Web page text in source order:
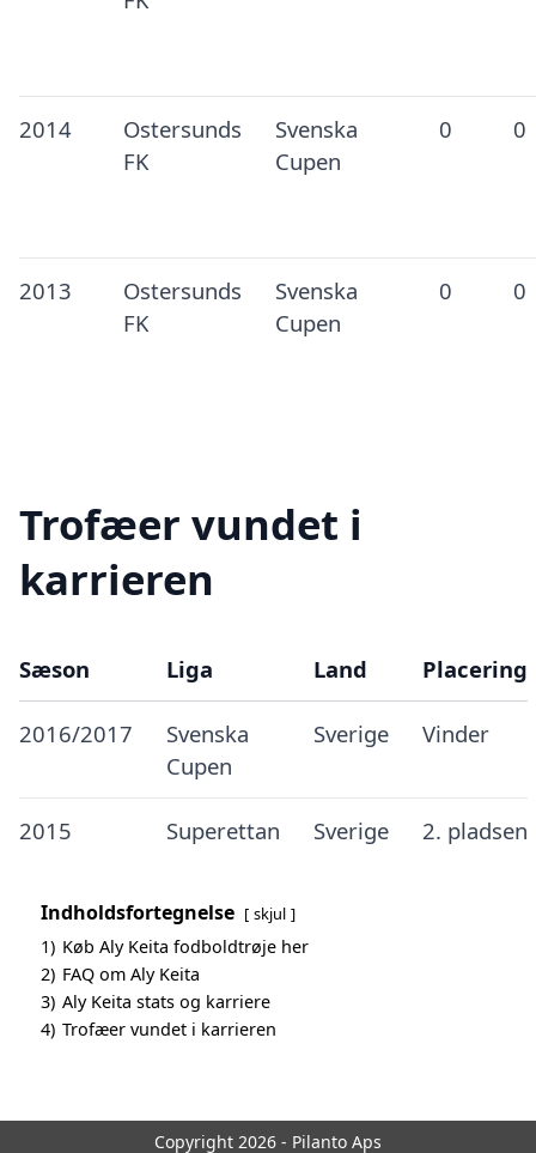
2014
Ostersunds
FK
Svenska
Cupen
0 0
2013
Ostersunds
FK
Svenska
Cupen
0 0
Trofæer vundet i
karrieren
Sæson Liga Land Placering
2016/2017
Svenska
Cupen
Sverige Vinder
2015 Superettan Sverige 2. pladsen
Indholdsfortegnelse skjul
1) Køb Aly Keita fodboldtrøje her
2) FAQ om Aly Keita
3) Aly Keita stats og karriere
4) Trofæer vundet i karrieren
Copyright 2026 - Pilanto Aps